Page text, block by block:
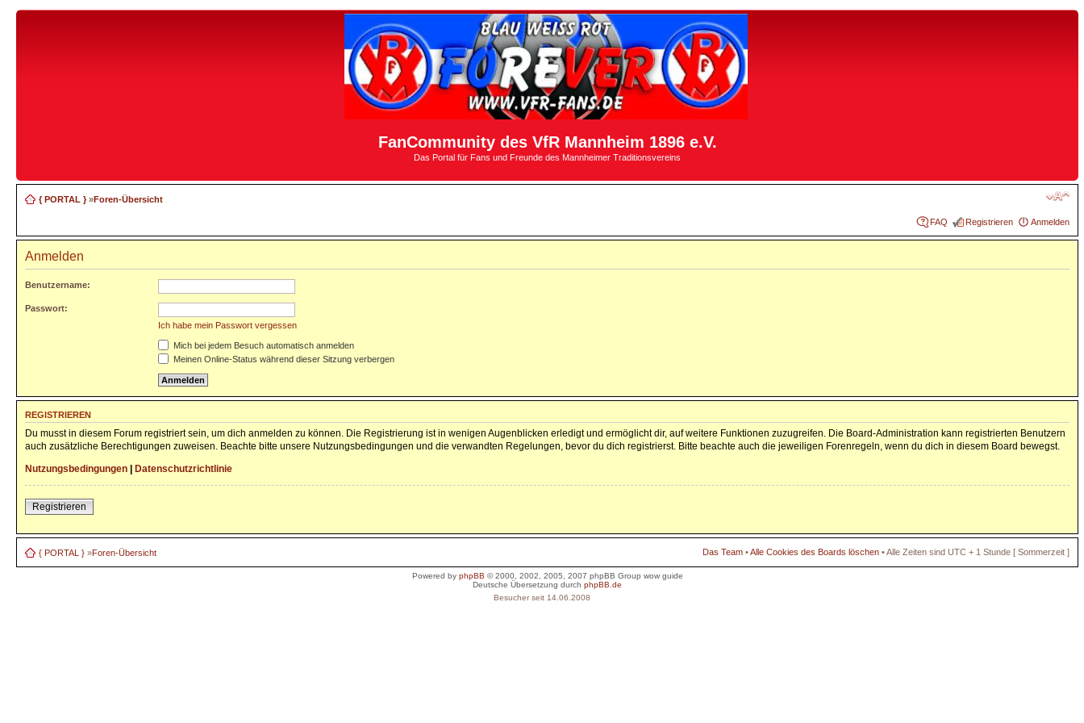
FanCommunity des VfR Mannheim 1896 e.V.
Das Portal für Fans und Freunde des Mannheimer Traditionsvereins
{ PORTAL }»Foren-Übersicht
FAQ Registrieren Anmelden
Anmelden
Benutzername:
Passwort:
Ich habe mein Passwort vergessen
Mich bei jedem Besuch automatisch anmelden
Meinen Online-Status während dieser Sitzung verbergen
REGISTRIEREN
Du musst in diesem Forum registriert sein, um dich anmelden zu können. Die Registrierung ist in wenigen Augenblicken erledigt und ermöglicht dir, auf weitere Funktionen zuzugreifen. Die Board-Administration kann registrierten Benutzern
auch zusätzliche Berechtigungen zuweisen. Beachte bitte unsere Nutzungsbedingungen und die verwandten Regelungen, bevor du dich registrierst. Bitte beachte auch die jeweiligen Forenregeln, wenn du dich in diesem Board bewegst.
Nutzungsbedingungen
Datenschutzrichtlinie
Registrieren
{ PORTAL } »Foren-Übersicht Das Team •Alle Cookies des Boards löschen • Alle Zeiten sind UTC + 1 Stunde [ Sommerzeit ]
Powered by phpBB © 2000, 2002, 2005, 2007 phpBB Group wow guide
Deutsche Übersetzung durchphpBB.de
Besucher seit 14.06.2008